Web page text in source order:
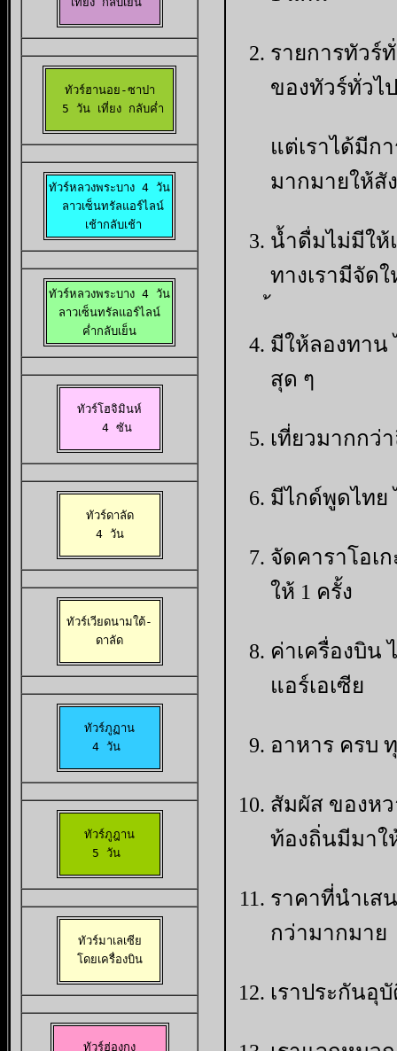
ทัวร์ฮานอย-ซาปา
  5 วัน เที่ยง กลับค่ำ
ทัวร์หลวงพระบาง 4 วัน
ลาวเซ็นทรัลแอร์ไลน์
เช้ากลับเช้า
ทัวร์หลวงพระบาง 4 วัน
ลาวเซ็นทรัลแอร์ไลน์
ค่ำกลับเย็น
ทัวร์โฮจิมินห์
  4 ซัน
ทัวร์ดาลัด
4 วัน
ทัวร์เวียดนามใต้-
ดาลัด
ทัวร์ภูฏาน
4 วัน
ทัวร์ภูฎาน
5 วัน
ทัวร์มาเลเซีย
โดยเครื่องบิน
ทัวร์ฮ่องกง
รายการทัวร์
ของทัวร์ทั่วไ
แต่เราได้มีก
มากมายให้สั
น้ำดื่มไม่มีให้
ทางเรามีจัดใ
มีให้ลองทาน
สุด ๆ
เที่ยวมากกว่
มีไกด์พูดไทย
จัดคาราโอเ
ให้ 1 ครั้ง
ค่าเครื่องบิน
แอร์เอเซีย
อาหาร ครบ
สัมผัส ของห
ท้องถิ่นมีมาใ
ราคาที่นำเ
กว่ามากมาย
เราประกันอุ